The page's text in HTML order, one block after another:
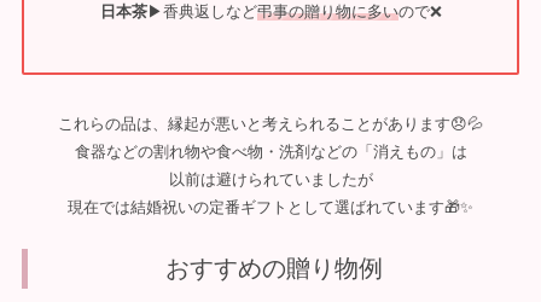
日本茶▶︎香典返しなど弔事の贈り物に多いので❌
これらの品は、縁起が悪いと考えられることがあります😞💦
食器などの割れ物や食べ物・洗剤などの「消えもの」は
以前は避けられていましたが
現在では結婚祝いの定番ギフトとして選ばれています🎁✨
おすすめの贈り物例